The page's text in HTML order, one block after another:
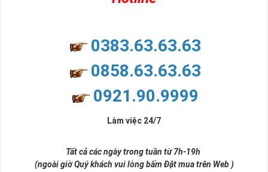
0383.63.63.63
0858.63.63.63
0921.90.9999
Làm việc 24/7
Tất cả các ngày trong tuần từ 7h-19h
(ngoài giờ Quý khách vui lòng bấm Đặt mua trên Web )